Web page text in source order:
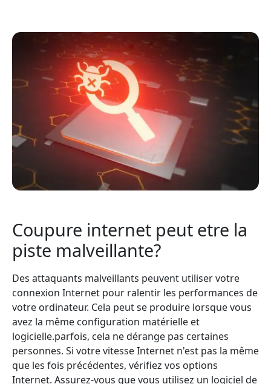
Coupure internet peut etre la
piste malveillante?
Des attaquants malveillants peuvent utiliser votre
connexion Internet pour ralentir les performances de
votre ordinateur. Cela peut se produire lorsque vous
avez la même configuration matérielle et
logicielle.parfois, cela ne dérange pas certaines
personnes. Si votre vitesse Internet n'est pas la même
que les fois précédentes, vérifiez vos options
Internet. Assurez-vous que vous utilisez un logiciel de